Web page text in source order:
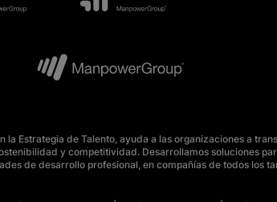
Estrategia de Talento, ayuda a las organizaciones a
y competitividad. Desarrollamos soluciones
de desarrollo profesional, en compañías de todos los